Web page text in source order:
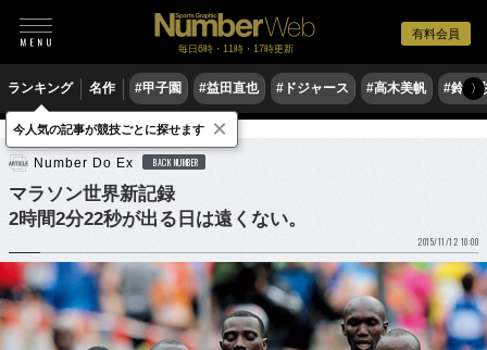
有料会員
毎日6時・11時・17時更新
ランキング 名作 #甲子園 #益田直也 #ドジャース #高木美帆 #鈴木
〉
陸上 マラソン
Number Do Ex BACK NUMBER
マラソン世界新記録
2時間2分22秒が出る日は遠くない。
2015/11/12 10:00
今人気の記事が競技ごとに探せます ×